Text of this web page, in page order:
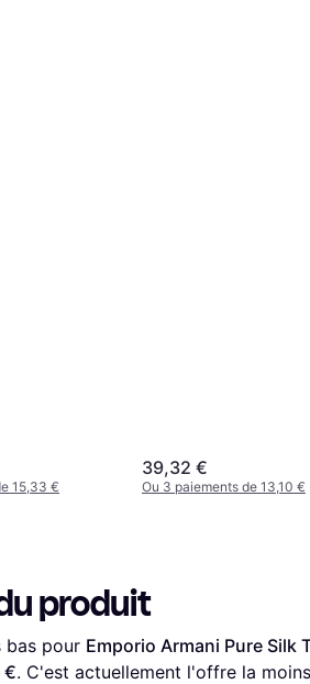
15,33 €
39,32 €
Ou 3 paiements de 13,10 €
produit
bas pour Emporio Armani Pure Silk
€. C'est actuellement l'offre la